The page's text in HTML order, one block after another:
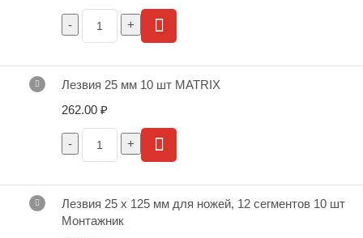
Лезвия 25 мм 10 шт MATRIX
262.00 ₽
Лезвия 25 х 125 мм для ножей, 12 сегментов 10 шт
Монтажник